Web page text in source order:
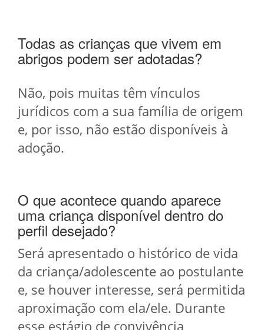
Todas as crianças que vivem em
abrigos podem ser adotadas?
Não, pois muitas têm vínculos
jurídicos com a sua família de origem
e, por isso, não estão disponíveis à
adoção.
O que acontece quando aparece
uma criança disponível dentro do
perfil desejado?
Será apresentado o histórico de vida
da criança/adolescente ao postulante
e, se houver interesse, será permitida
aproximação com ela/ele. Durante
esse estágio de convivência